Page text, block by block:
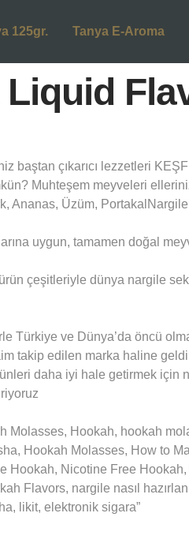
125gr. Tanya E-Aroma
baştan çıkarıcı lezzetleri
Muhteşem meyveleri
Üzüm,
uygun, tamamen doğal
çeşitleriyle dünya nargile
ve Dünya’da öncü
takip edilen marka haline
daha iyi hale getirmek
Molasses, Hookah, hookah
Hookah Molasses, How to
Hookah, Nicotine Free
Flavors, nargile nasıl
likit, elektronik sigara”